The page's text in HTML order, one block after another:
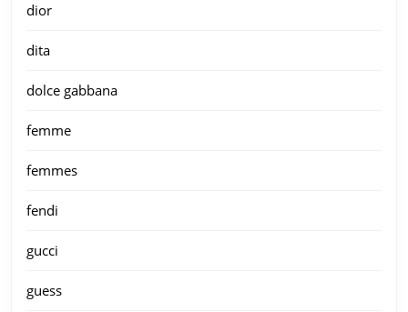
dior
dita
dolce gabbana
femme
femmes
fendi
gucci
guess